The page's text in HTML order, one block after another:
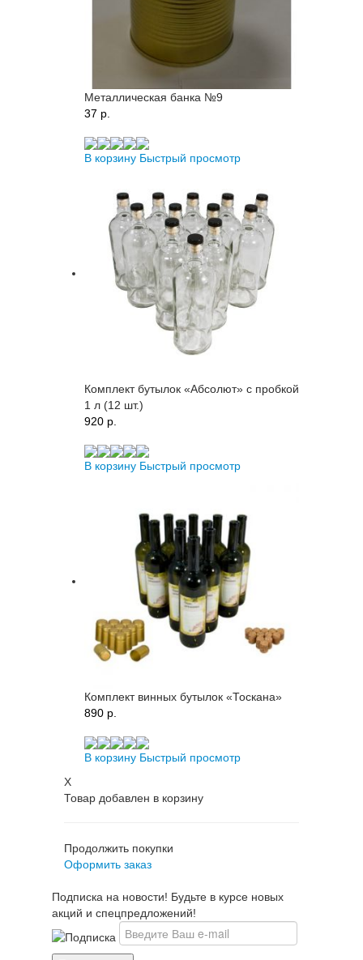
Металлическая банка №9
37 p.
В корзину Быстрый просмотр
Комплект бутылок «Абсолют» с пробкой
1 л (12 шт.)
920 p.
В корзину Быстрый просмотр
Комплект винных бутылок «Тоскана»
890 p.
В корзину Быстрый просмотр
X
Товар добавлен в корзину
Продолжить покупки
Оформить заказ
Подписка на новости! Будьте в курсе новых
акций и спецпредложений!